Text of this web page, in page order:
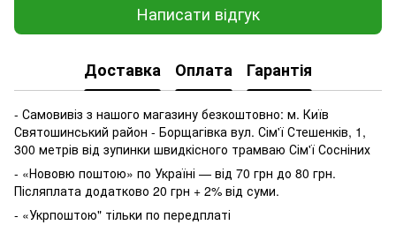
Написати відгук
Доставка Оплата Гарантія
- Самовивіз з нашого магазину безкоштовно: м. Київ
Святошинський район - Борщагівка вул. Сім'ї Стешенків, 1,
300 метрів від зупинки швидкісного трамваю Сім'ї Сосніних
- «Нововю поштою» по Україні — від 70 грн до 80 грн.
Післяплата додатково 20 грн + 2% від суми.
- «Укрпоштою" тільки по передплаті